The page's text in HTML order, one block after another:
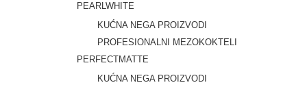
PEARLWHITE
KUĆNA NEGA PROIZVODI
PROFESIONALNI MEZOKOKTELI
PERFECTMATTE
KUĆNA NEGA PROIZVODI